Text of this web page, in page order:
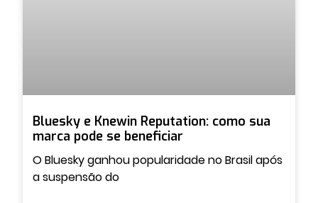
Bluesky e Knewin Reputation: como sua
marca pode se beneficiar
O Bluesky ganhou popularidade no Brasil após
a suspensão do